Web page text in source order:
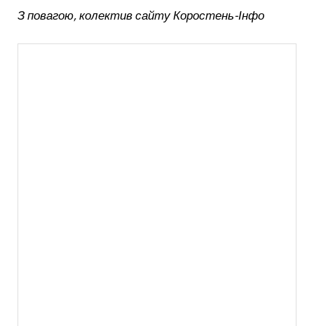
З повагою, колектив сайту Коростень-Інфо